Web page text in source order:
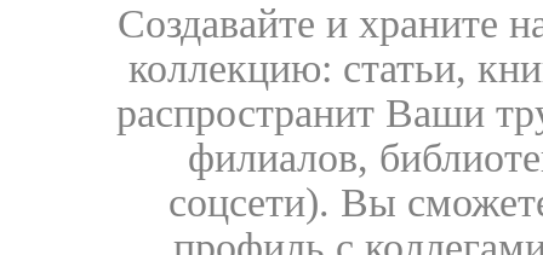
Создавайте и храните
коллекцию: статьи,
распространит Ваши
филиалов,
соцсети). Вы